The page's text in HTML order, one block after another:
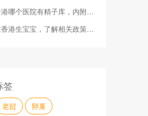
个医院有精子库，内附具体捐精、供精
港生宝宝，了解相关政策和福利
签
老挝 卵巢